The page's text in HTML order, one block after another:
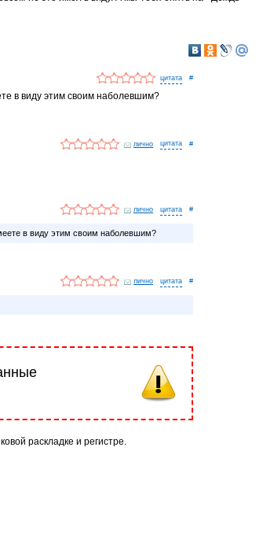
#
в виду этим своим наболевшим?
лично #
лично #
в виду этим своим наболевшим?
лично #
раскладке и регистре.